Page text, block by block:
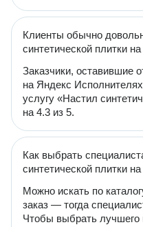
Клиенты обычно
синтетической плитки
Заказчики, оставившие
на Яндекс
услугу «Настил
на 4.3 из 5.
Как выбрать
синтетической плитки
Можно искать по
заказ — тогда
Чтобы выбрать лучшего